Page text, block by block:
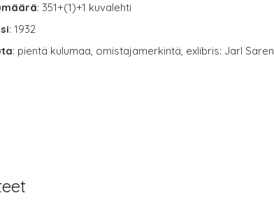
: 351+(1)+1 kuvalehti
: 1932
: pientä kulumaa, omistajamerkintä, exlibris: Jarl Saren